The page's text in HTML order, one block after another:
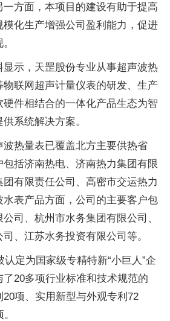
方面，本项目的建设有助于提高
化生产增强公司盈利能力，促进
显示，天罡股份专业从事超声波热
联网超声计量仪表的研发、生产
件相结合的一体化产品生态为智
系统解决方案。
波热量表已覆盖北方主要供热省
括济南热电、济南热力集团有限
有限责任公司、高密市交运热力
表产品方面，公司的主要客户包
司、杭州市水务集团有限公司、
、江苏水务投资有限公司等。
认定为国家级专精特新“小巨人”企
20多项行业标准和技术规范的
项、实用新型与外观专利72